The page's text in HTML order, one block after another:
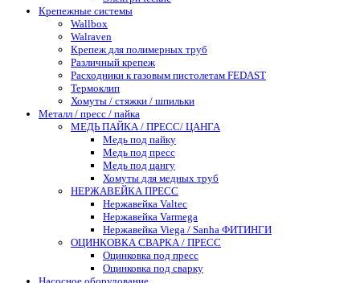
Крепежные системы
Wallbox
Walraven
Крепеж для полимерных труб
Различный крепеж
Расходники к газовым пистолетам FEDAST
Термоклип
Хомуты / стяжки / шпильки
Металл / пресс / пайка
МЕДЬ ПАЙКА / ПРЕСС/ ЦАНГА
Медь под пайку
Медь под пресс
Медь под цангу
Хомуты для медных труб
НЕРЖАВЕЙКА ПРЕСС
Нержавейка Valtec
Нержавейка Varmega
Нержавейка Viega / Sanha ФИТИНГИ
ОЦИНКОВКА СВАРКА / ПРЕСС
Оцинковка под пресс
Оцинковка под сварку